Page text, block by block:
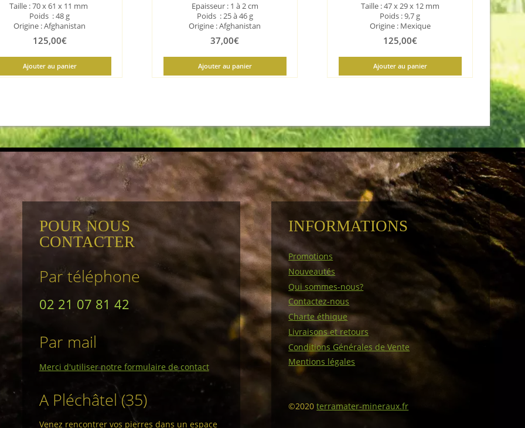
Taille : 70 x 61 x 11 mm
Poids : 48 g
Origine : Afghanistan
125,00€
Ajouter au panier
Epaisseur : 1 à 2 cm
Poids : 25 à 46 g
Origine : Afghanistan
37,00€
Ajouter au panier
Taille : 47 x 29 x 12 mm
Poids : 9,7 g
Origine : Mexique
125,00€
Ajouter au panier
POUR NOUS
CONTACTER
Par téléphone
02 21 07 81 42
Par mail
Merci d'utiliser notre formulaire de contact
A Pléchâtel (35)
Venez rencontrer vos pierres dans un espace
INFORMATIONS
Promotions
Nouveautés
Qui sommes-nous?
Contactez-nous
Charte éthique
Livraisons et retours
Conditions Générales de Vente
Mentions légales
©2020terramater-mineraux.fr